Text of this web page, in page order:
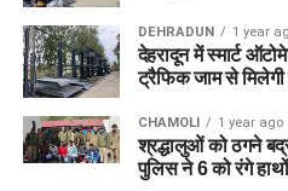
DEHRADUN 1 year
देहरादून में स्मार्ट
ट्रैफिक जाम से
CHAMOLI 1 year ago
श्रद्धालुओं को ठगने
पुलिस ने 6 को रंगे